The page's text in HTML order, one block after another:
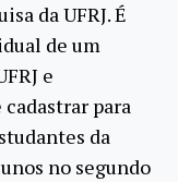
da UFRJ. É
de um
e
cadastrar para
da
no segundo